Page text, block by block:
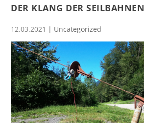
DER KLANG DER SEILBAHNEN
12.03.2021 | Uncategorized